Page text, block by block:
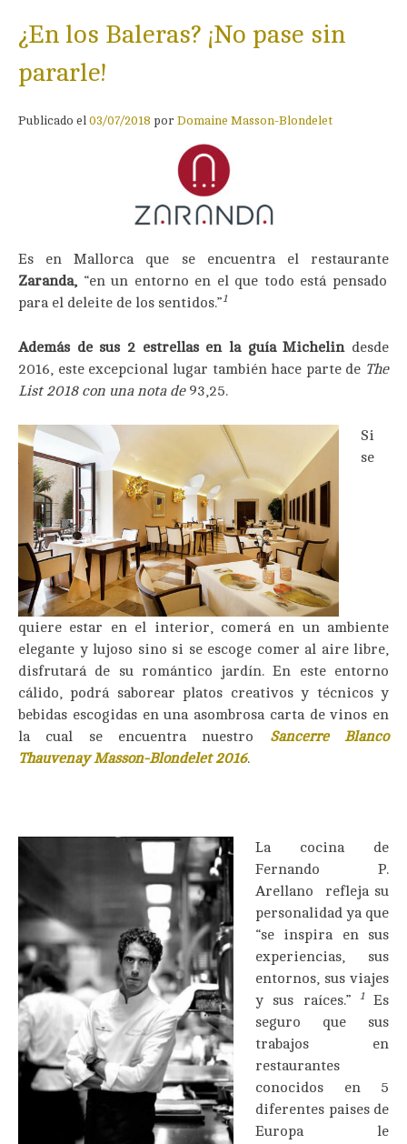
¿En los Baleras? ¡No pase sin
pararle!
Publicado el 03/07/2018 por Domaine Masson-Blondelet
Es en Mallorca que se encuentra el restaurante
Zaranda, “en un entorno en el que todo está pensado
para el deleite de los sentidos.” 1
Además de sus 2 estrellas en la guía Michelin desde
2016, este excepcional lugar también hace parte de The
List2018 con una nota de93,25.
Si
se
quiere estar en el interior, comerá en un ambiente
elegante y lujoso sino si se escoge comer al aire libre,
disfrutará de su romántico jardín. En este entorno
cálido, podrá saborear platos creativos y técnicos y
bebidas escogidas en una asombrosa carta de vinos en
la cual se encuentra nuestro Sancerre Blanco
ThauvenayMasson-Blondelet 2016.
La cocina de
Fernando P.
Arellano refleja su
personalidad ya que
“se inspira en sus
experiencias, sus
entornos, sus viajes
y sus raíces.” 1Es
seguro que sus
trabajos en
restaurantes
conocidos en 5
diferentes paises de
Europa le